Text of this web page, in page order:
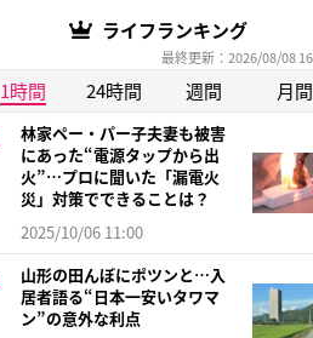
ライフランキング
最終更新：2026/08/08
1時間 24時間 週間 月間
林家ペー・パー子夫妻も被害
にあった“電源タップから出
火”…プロに聞いた「漏電火
災」対策でできることは？
2025/10/06 11:00
山形の田んぼにポツンと…入
居者語る“日本一安いタワマ
ン”の意外な利点